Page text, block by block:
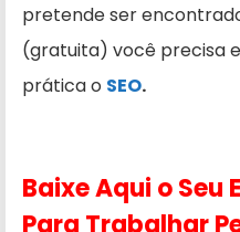
pretende ser
(gratuita) você precisa
prática o SEO.
Baixe Aqui o
Para Trabalhar